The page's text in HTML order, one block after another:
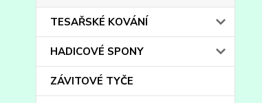
TESAŘSKÉ KOVÁNÍ
HADICOVÉ SPONY
ZÁVITOVÉ TYČE